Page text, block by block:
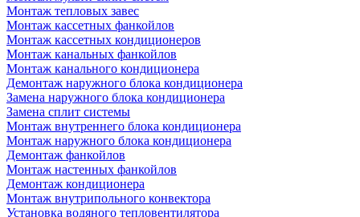
Монтаж тепловых завес
Монтаж кассетных фанкойлов
Монтаж кассетных кондиционеров
Монтаж канальных фанкойлов
Монтаж канального кондиционера
Демонтаж наружного блока кондиционера
Замена наружного блока кондиционера
Замена сплит системы
Монтаж внутреннего блока кондиционера
Монтаж наружного блока кондиционера
Демонтаж фанкойлов
Монтаж настенных фанкойлов
Демонтаж кондиционера
Монтаж внутрипольного конвектора
Установка водяного тепловентилятора